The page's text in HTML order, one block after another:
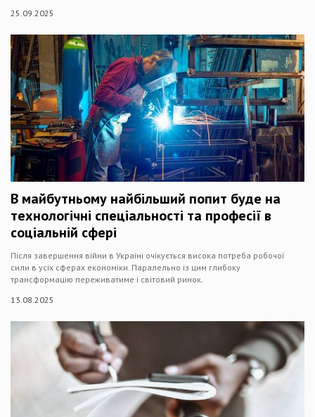
25.09.2025
В майбутньому найбільший попит буде на
технологічні спеціальності та професії в
соціальній сфері
Після завершення війни в Україні очікується висока потреба робочої
сили в усіх сферах економіки. Паралельно із цим глибоку
трансформацію переживатиме і світовий ринок.
13.08.2025